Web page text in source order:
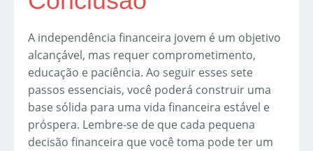
A independência financeira jovem é um objetivo
alcançável, mas requer comprometimento,
educação e paciência. Ao seguir esses sete
passos essenciais, você poderá construir uma
base sólida para uma vida financeira estável e
próspera. Lembre-se de que cada pequena
decisão financeira que você toma pode ter um